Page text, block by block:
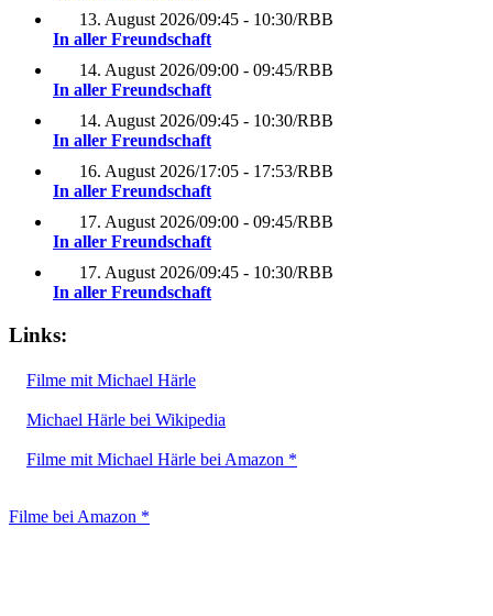
13. August 2026/09:45 - 10:30/RBB
In aller Freundschaft
14. August 2026/09:00 - 09:45/RBB
In aller Freundschaft
14. August 2026/09:45 - 10:30/RBB
In aller Freundschaft
16. August 2026/17:05 - 17:53/RBB
In aller Freundschaft
17. August 2026/09:00 - 09:45/RBB
In aller Freundschaft
17. August 2026/09:45 - 10:30/RBB
In aller Freundschaft
Links:
Filme mit Michael Härle
Michael Härle bei Wikipedia
Filme mit Michael Härle bei Amazon *
Filme bei Amazon *